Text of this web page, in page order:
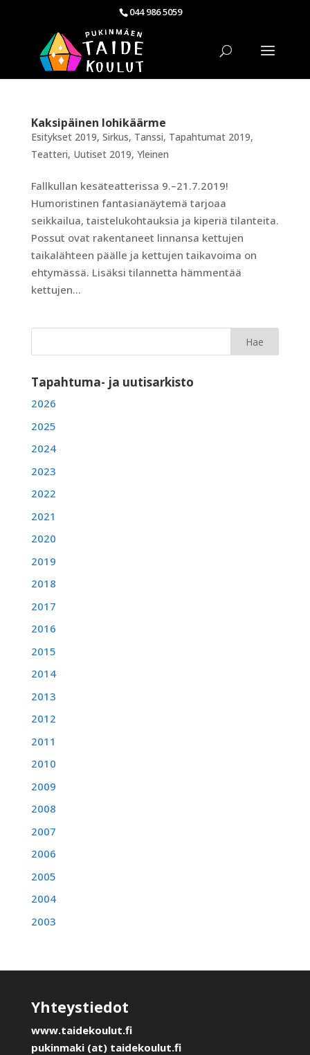
044 986 5059
Kaksipäinen lohikäärme
Esitykset 2019, Sirkus, Tanssi, Tapahtumat 2019,
Teatteri, Uutiset 2019, Yleinen
Fallkullan kesäteatterissa 9.–21.7.2019!
Humoristinen fantasianäytemä tarjoaa
seikkailua, taistelukohtauksia ja kiperiä tilanteita.
Possut ovat rakentaneet linnansa kettujen
taikalähteen päälle ja kettujen taikavoima on
ehtymässä. Lisäksi tilannetta hämmentää
kettujen...
Tapahtuma- ja uutisarkisto
2026
2025
2024
2023
2022
2021
2020
2019
2018
2017
2016
2015
2014
2013
2012
2011
2010
2009
2008
2007
2006
2005
2004
2003
Yhteystiedot
www.taidekoulut.fi
pukinmaki (at) taidekoulut.fi